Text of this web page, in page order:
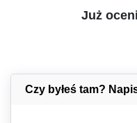
Już
Czy byłeś tam?